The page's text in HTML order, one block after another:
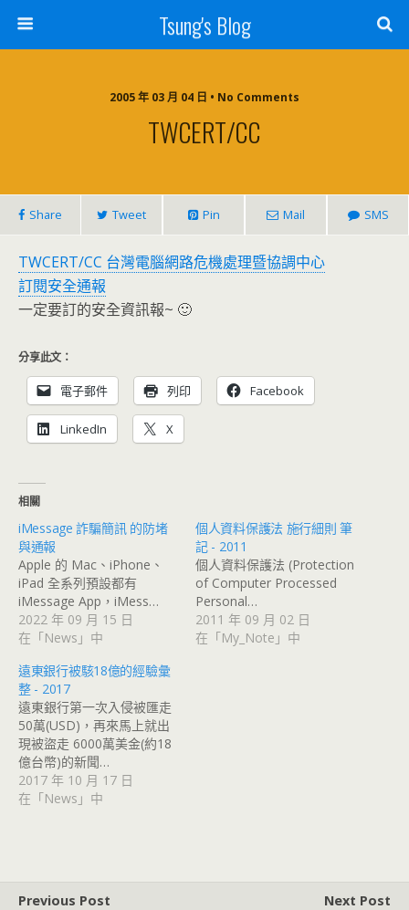
Tsung's Blog
2005 年 03 月 04 日 • No Comments
TWCERT/CC
Share Tweet Pin Mail SMS
TWCERT/CC 台灣電腦網路危機處理暨協調中心
訂閱安全通報
一定要訂的安全資訊報~ 🙂
分享此文：
電子郵件 列印 Facebook
LinkedIn X
相關
iMessage 詐騙簡訊 的防堵
與通報
Apple 的 Mac、iPhone、
iPad 全系列預設都有
iMessage App，iMess…
2022 年 09 月 15 日
在「News」中
個人資料保護法 施行細則 筆
記 - 2011
個人資料保護法 (Protection
of Computer Processed
Personal…
2011 年 09 月 02 日
在「My_Note」中
遠東銀行被駭18億的經驗彙
整 - 2017
遠東銀行第一次入侵被匯走
50萬(USD)，再來馬上就出
現被盜走 6000萬美金(約18
億台幣)的新聞…
2017 年 10 月 17 日
在「News」中
Previous Post
Next Post